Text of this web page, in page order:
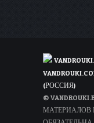
(РОССИЯ)
©
МАТЕРИАЛОВ